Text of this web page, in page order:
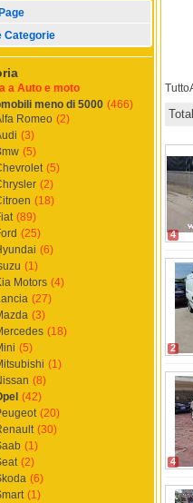
Categorie
a Auto e moto
meno di 5000 (466)
Romeo (2)
(3)
(5)
(5)
(2)
(18)
(89)
(25)
(6)
(1)
Motors (4)
(27)
(3)
(18)
(5)
(1)
(8)
(42)
(20)
(30)
(1)
(2)
(6)
(1)
4
2
4